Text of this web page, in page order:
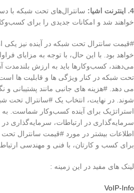
4. اینترنت اشیا:
سانترال‌های تحت شبکه با
خواهند شد و امکانات جدیدی را برای
#قیمت سانترال تحت شبکه در آینده نیز یکی
خواهد بود. با این حال، با توجه به مزایای
می‌دهند، کسب‌وکارها باید به ارزش بلندمدت
تحت شبکه در کنار ویژگی ها و قابلیت ها
می دهد. #هزینه های جانبی مانند پشتیبانی و
شوند. در نهایت، انتخاب یک #سانترال تحت
استراتژیک برای آینده کسب‌وکار شماست. به
سرمایه‌گذاری در ارتباطات،
اطلاعات بیشتر در مورد #قیمت سانترال تحت
برای کسب و کارتان، با فنی و مهندسی
لینک های مفید در این زمینه :
VoIP-Info